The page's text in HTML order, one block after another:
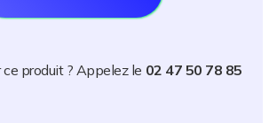
produit ? Appelez le 02 47 50 78 85